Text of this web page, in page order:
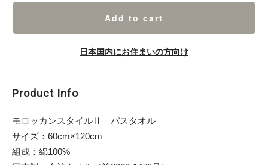
Add to cart
日本国内にお住まいの方向け
Product Info
モロッカンスタイルⅡ バスタオル
サイズ：60cm×120cm
組成：綿100%